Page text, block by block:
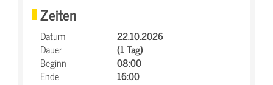
Zeiten
Datum
22.10.2026
Dauer
(1 Tag)
Beginn
08:00
Ende
16:00